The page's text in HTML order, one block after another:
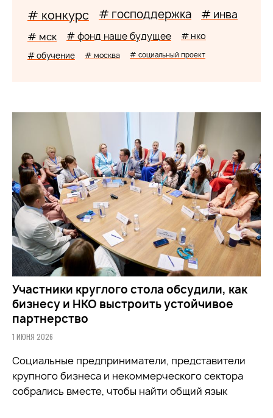
# конкурс # господдержка # инва
# мск # фонд наше будущее # нко
# обучение # москва # социальный проект
Участники круглого стола обсудили, как
бизнесу и НКО выстроить устойчивое
партнерство
1 ИЮНЯ 2026
Социальные предприниматели, представители
крупного бизнеса и некоммерческого сектора
собрались вместе, чтобы найти общий язык